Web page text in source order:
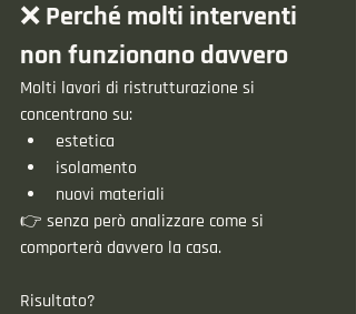
❌ Perché molti interventi
non funzionano davvero
Molti lavori di ristrutturazione si
concentrano su:
estetica
isolamento
nuovi materiali
👉 senza però analizzare come si
comporterà davvero la casa.
Risultato?